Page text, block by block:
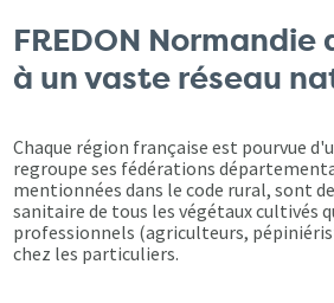
FREDON
à un vaste réseau
Chaque région française est pourvue
regroupe ses fédérations
mentionnées dans le code rural, sont
sanitaire de tous les végétaux cultivés
professionnels (agriculteurs,
chez les particuliers.